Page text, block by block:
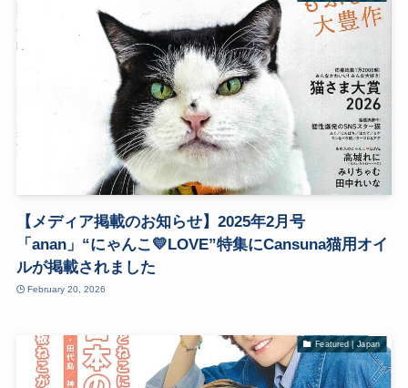
【メディア掲載のお知らせ】2025年2月号
「anan」“にゃんこ💛LOVE”特集にCansuna猫用オイ
ルが掲載されました
February 20, 2026
Featured | Japan